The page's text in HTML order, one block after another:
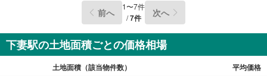
前へ 1〜7件
/7件 次へ
下妻駅の土地面積ごとの価格相場
土地面積（該当物件数） 平均価格